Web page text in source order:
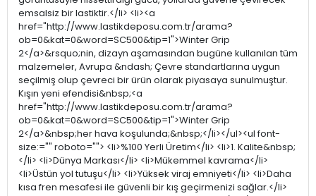
emsalsiz bir lastiktir.</li> <li><a
href="http://www.lastikdeposu.com.tr/arama?
ob=0&kat=0&word=SC500&tip=1">Winter Grip
2</a>&rsquo;nin, dizayn aşamasından bugüne kullanılan tüm
malzemeler, Avrupa &ndash; Çevre standartlarına uygun
seçilmiş olup çevreci bir ürün olarak piyasaya sunulmuştur.
Kışın yeni efendisi&nbsp;<a
href="http://www.lastikdeposu.com.tr/arama?
ob=0&kat=0&word=SC500&tip=1">Winter Grip
2</a>&nbsp;her hava koşulunda;&nbsp;</li></ul><ul font-
size:="" roboto=""> <li>%100 Yerli Üretim</li> <li>1. Kalite&nbsp;
</li> <li>Dünya Markası</li> <li>Mükemmel kavrama</li>
<li>Üstün yol tutuşu</li> <li>Yüksek viraj emniyeti</li> <li>Daha
kısa fren mesafesi ile güvenli bir kış geçirmenizi sağlar.</li>